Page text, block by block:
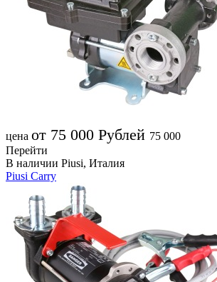
цена от 75 000 Рублей 75 000
Перейти
В наличии Piusi, Италия
Piusi Carry